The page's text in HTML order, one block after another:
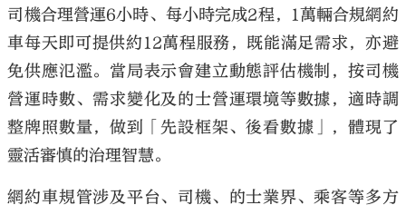
司機合理營運6小時、每小時完成2程，1萬輛合規網約
車每天即可提供約12萬程服務，既能滿足需求，亦避
免供應氾濫。當局表示會建立動態評估機制，按司機
營運時數、需求變化及的士營運環境等數據，適時調
整牌照數量，做到「先設框架、後看數據」，體現了
靈活審慎的治理智慧。
網約車規管涉及平台、司機、的士業界、乘客等多方